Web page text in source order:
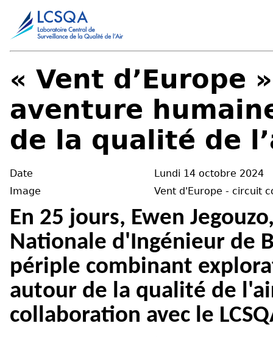
« Vent d’Europe
aventure
de la qualité de
Date
Lundi 14 octobre 2024
Image
Vent d'Europe - circuit
En 25 jours, Ewen
Nationale d'Ingénieur de
périple combinant
autour de la qualité de
collaboration avec le